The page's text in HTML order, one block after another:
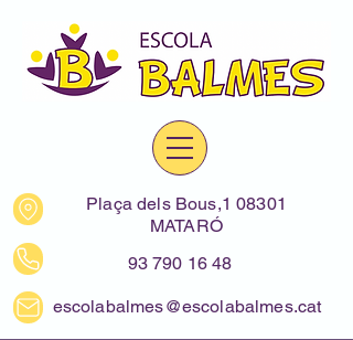
Plaça dels Bous,1 08301
MATARÓ
93 790 16 48
escolabalmes@escolabalmes.cat